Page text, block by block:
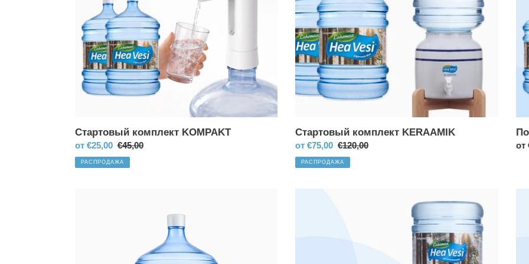
я
:
Стартовый комплект KOMPAKT
Цена
со
скидкой
от €25,00 Обычная
цена
€45,00
РАСПРОДАЖА
Стартовый комплект KERAAMIK
Цена
со
скидкой
от€75,00 Обычная
цена
€120,00
РАСПРОДАЖА
от